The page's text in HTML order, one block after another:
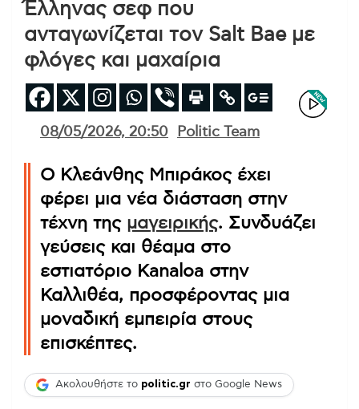
Έλληνας σεφ που
ανταγωνίζεται τον Salt Bae με
φλόγες και μαχαίρια
08/05/2026, 20:50 Politic Team
Ο Κλεάνθης Μπιράκος έχει
φέρει μια νέα διάσταση στην
τέχνη της μαγειρικής. Συνδυάζει
γεύσεις και θέαμα στο
εστιατόριο Kanaloa στην
Καλλιθέα, προσφέροντας μια
μοναδική εμπειρία στους
επισκέπτες.
Ακολουθήστε το politic.gr στο Google News